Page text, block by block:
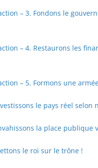
– 3. Fondons le
– 4. Restaurons les
– 5. Formons une
le pays réel selon
la place publique
le roi sur le trône !